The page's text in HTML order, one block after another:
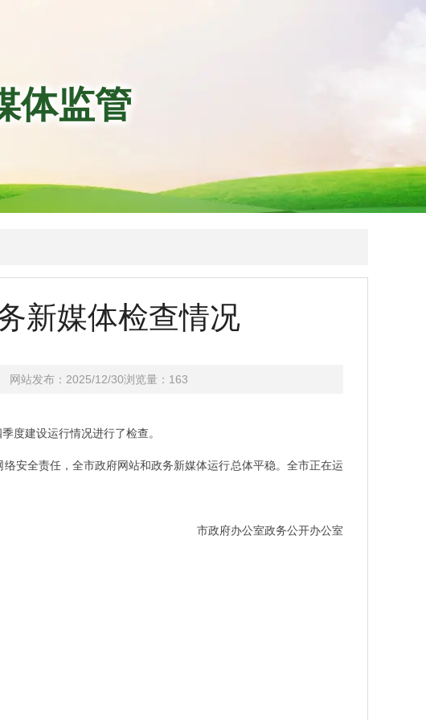
体监管
新媒体检查情况
网站发布：2025/12/30浏览量： 163
季度建设运行情况进行了检查。
安全责任，全市政府网站和政务新媒体运行总体平稳。全市正在运
市政府办公室政务公开办公室